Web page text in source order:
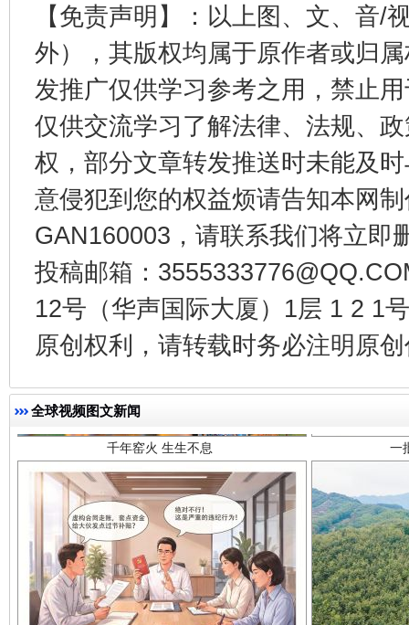
【免责声明】：以上图、文、音/
外），其版权均属于原作者或归
发推广仅供学习参考之用，禁止
仅供交流学习了解法律、法规、
权，部分文章转发推送时未能及
意侵犯到您的权益烦请告知本网
GAN160003，请联系我们将立即
投稿邮箱：
12号（华声国际大厦）1层 1 2 1
原创权利，请转载时务必注明原
全球视频图文新闻
东山县通报“牛蛙产品抗生素超标问题” 法
千年窑火 生生不息 一
揭开“小金库”的免责幌子